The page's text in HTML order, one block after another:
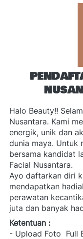
Halo Beauty!!
Nusantara. Kami
energik, unik dan
dunia maya. Untuk
bersama kandidat
Facial Nusantara.
Ayo daftarkan diri
mendapatkan
perawatan
juta dan banyak
Ketentuan :
- Upload Foto Full